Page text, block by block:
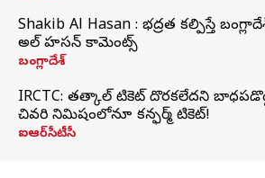
Shakib Al Hasan : భద్రత కల్పిస్తే
అల్ హసన్ కామెంట్స్
బంగ్లాదేశ్
IRCTC: తత్కాల్ టికెట్ దొరకలేదని
చివరి నిమిషంలోనూ కన్ఫర్మ్ టికెట్!
ఐఆర్‌సీటీసీ